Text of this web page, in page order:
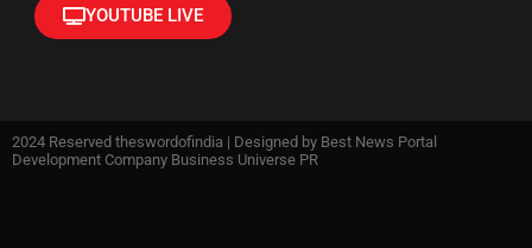
YOUTUBE LIVE
2024 Reserved theswordofindia | Designed by Best News Portal
Development Company Business Universe PR